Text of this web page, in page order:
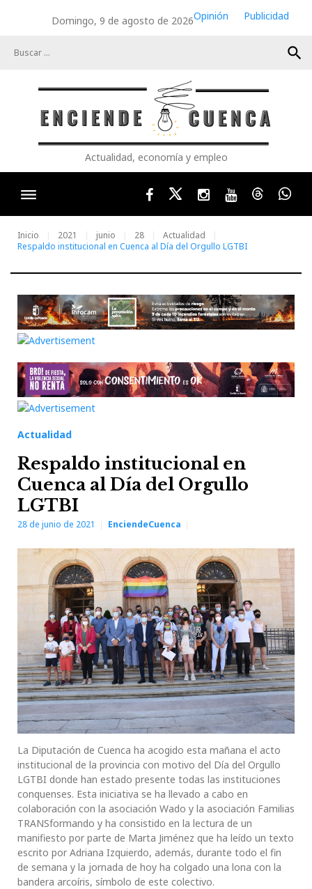
Domingo, 9 de agosto de 2026Opinión
Publicidad
search
Actualidad, economía y empleo
FacebookTwitterInstagram
YoutubeThreads
Inicio 2021 junio 28
Actualidad
Respaldo institucional en Cuenca al Día del Orgullo LGTBI
Actualidad
Respaldo institucional en
Cuenca al Día del Orgullo
LGTBI
28 de junio de 2021 EnciendeCuenca
La Diputación de Cuenca ha acogido esta mañana el acto
institucional de la provincia con motivo del Día del Orgullo
LGTBI donde han estado presente todas las instituciones
conquenses. Esta iniciativa se ha llevado a cabo en
colaboración con la asociación Wado y la asociación Familias
TRANSformando y ha consistido en la lectura de un
manifiesto por parte de Marta Jiménez que ha leído un texto
escrito por Adriana Izquierdo, además, durante todo el fin
de semana y la jornada de hoy ha colgado una lona con la
bandera arcoíris, símbolo de este colectivo.